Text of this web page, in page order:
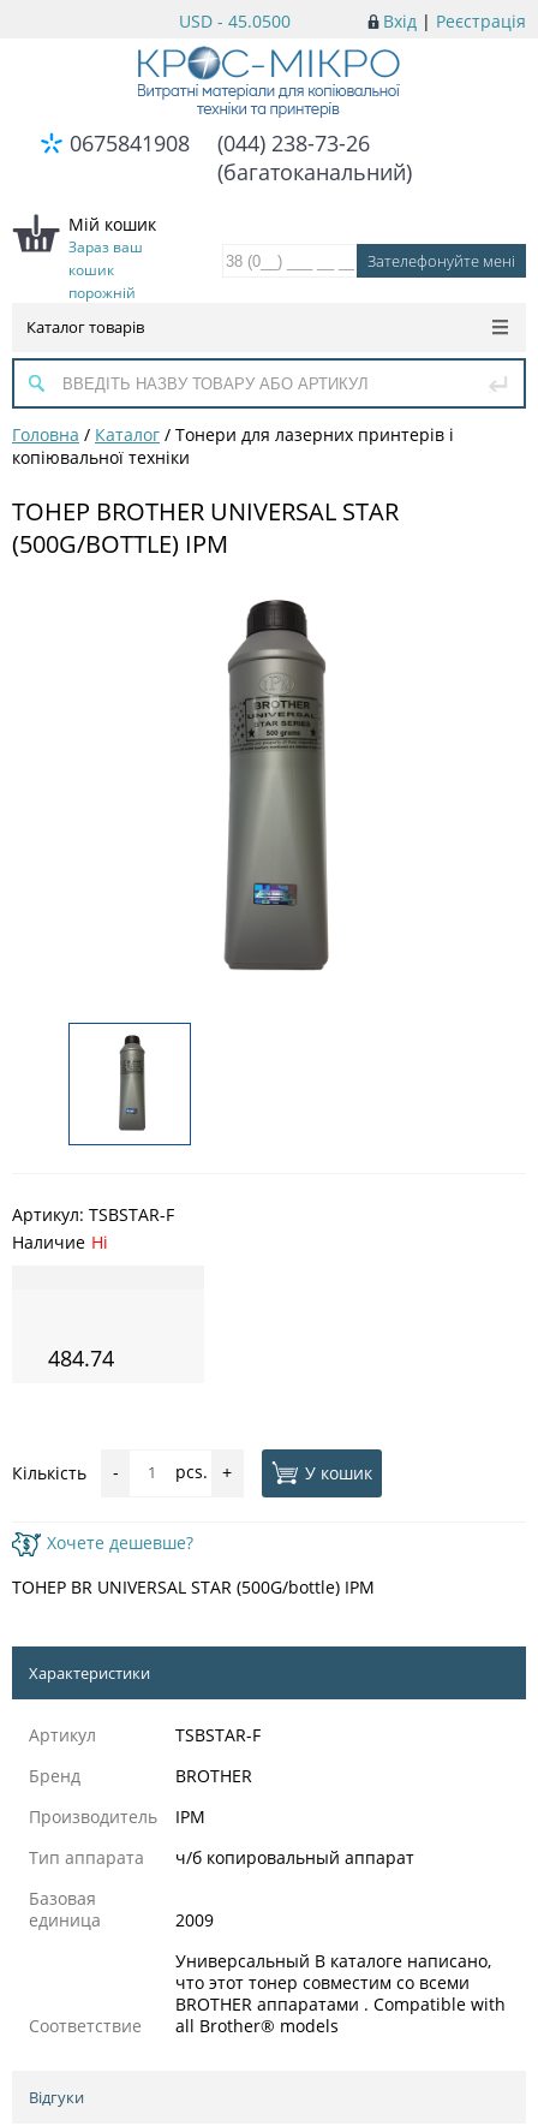
Вхід | Реєстрація
USD - 45.0500
0675841908
(044) 238-73-26
(багатоканальний)
Мій кошик
Зараз ваш
кошик
порожній
Каталог товарів
Головна / Каталог / Тонери для лазерних принтерів і
копіювальної техніки
ТОНЕР BROTHER UNIVERSAL STAR
(500G/BOTTLE) IPM
Артикул: TSBSTAR-F
Наличие Ні
484.74
Кількість - pcs. + У кошик
Хочете дешевше?
ТОНЕР BR UNIVERSAL STAR (500G/bottle) IPM
Характеристики
Артикул
TSBSTAR-F
Бренд
BROTHER
Производитель
IPM
Тип аппарата
ч/б копировальный аппарат
Базовая
единица
2009
Соответствие
Универсальный В каталоге написано,
что этот тонер совместим со всеми
BROTHER аппаратами . Compatible with
all Brother® models
Відгуки